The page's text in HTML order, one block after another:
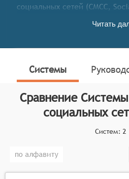
социальных сетей (СМСС,
целевой аудитории и
маркетинга статистический
Классификатор программных
определяет конкретные
для систем. Для включения в
мониторинга социальных
продукт должен
Сбор и анализ данных:
обладать возможностью
Читать
Системы
Сравнение
социальных
Систем: 2
по алфавиту